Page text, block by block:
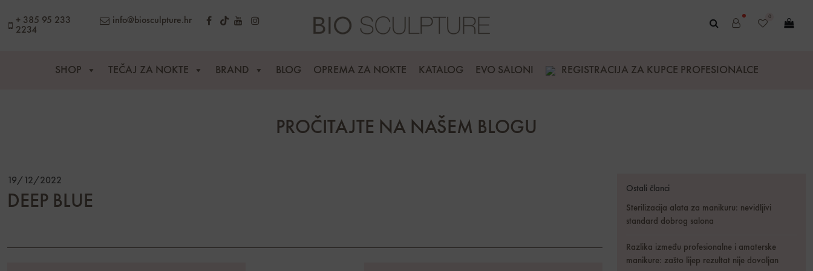
+ 385 95 233
2234
info@biosculpture.hr 0
SHOP TEČAJ ZA NOKTE BRAND BLOG OPREMA ZA NOKTE KATALOG EVO SALONI REGISTRACIJA ZA KUPCE PROFESIONALCE
PROČITAJTE NA NAŠEM BLOGU
19/12/2022
DEEP BLUE
Ostali članci
Sterilizacija alata za manikuru: nevidljivi
standard dobrog salona
Razlika između profesionalne i amaterske
manikure: zašto lijep rezultat nije dovoljan